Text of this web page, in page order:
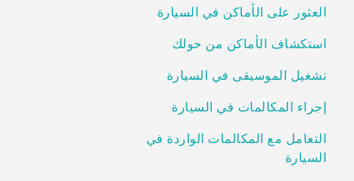
العثور على الأماكن في السيارة
استكشاف الأماكن من حولك
تشغيل الموسيقى في السيارة
إجراء المكالمات في السيارة
التعامل مع المكالمات الواردة في
السيارة